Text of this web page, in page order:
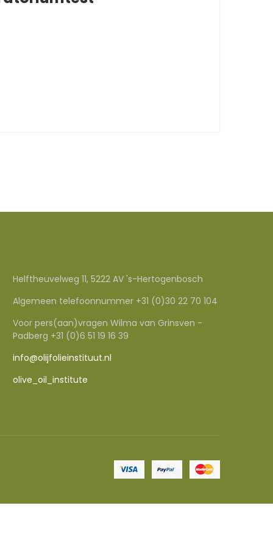
Helftheuvelweg 11, 5222 AV 's-Hertogenbosch
Algemeen telefoonnummer +31 (0)30 22 70 104
Voor pers(aan)vragen Wilma van Grinsven -
Padberg +31 (0)6 51 19 16 39
info@olijfolieinstituut.nl
olive_oil_institute